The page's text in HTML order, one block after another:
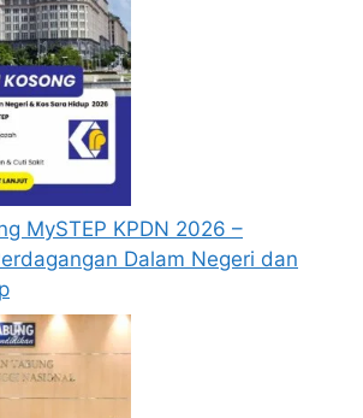
MySTEP KPDN 2026 –
Dalam Negeri dan